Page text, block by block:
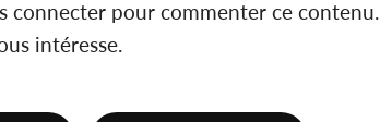
connecter pour commenter ce contenu.
intéresse.